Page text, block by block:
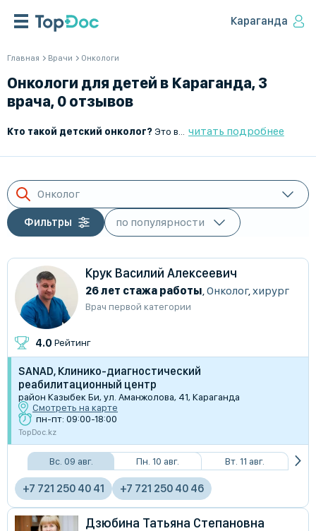
Караганда
Главная Врачи Онкологи
Онкологи для детей в Караганда, 3
врача, 0 отзывов
Кто такой детский онколог? Это врач, который занимается диагностикой, лечением и наблюдением онкологических заболеваний у детей. Он работает с доброкачественными и злокачественными опухолями, координирует лечение в стационаре и амбулаторно. читать подробнее
Онколог
Фильтры
Крук Василий Алексеевич
26 лет стажа работы,Онколог,хирург
Врач первой категории
4.0 Рейтинг
SANAD, Клинико-диагностический
реабилитационный центр
район Казыбек Би, ул. Аманжолова, 41, Караганда
Смотреть на карте
пн-пт: 09:00-18:00
TopDoc.kz
Вс. 09 авг. Пн. 10 авг. Вт. 11 авг.
+7 721 250 40 41 +7 721 250 40 46
Дзюбина Татьяна Степановна